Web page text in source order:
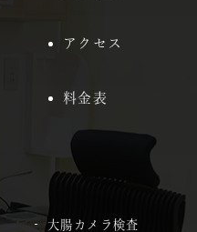
アクセス
料金表
大腸カメラ検査